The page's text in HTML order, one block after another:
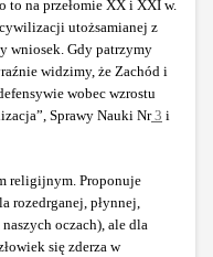
to na przełomie XX i XXI w.
utożsamianej z
wniosek. Gdy patrzymy
widzimy, że Zachód i
wobec wzrostu
Sprawy Nauki Nr3 i
religijnym. Proponuje
rozedrganej, płynnej,
oczach), ale dla
się zderza w